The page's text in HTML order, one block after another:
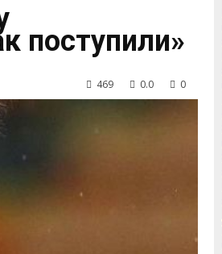
поступили»
469 0.0 0